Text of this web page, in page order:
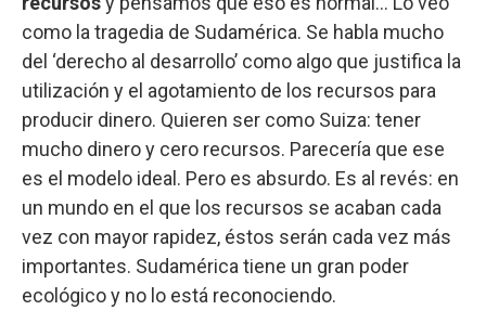
como la tragedia de Sudamérica. Se habla mucho
del ‘derecho al desarrollo’ como algo que justifica la
utilización y el agotamiento de los recursos para
producir dinero. Quieren ser como Suiza: tener
mucho dinero y cero recursos. Parecería que ese
es el modelo ideal. Pero es absurdo. Es al revés: en
un mundo en el que los recursos se acaban cada
vez con mayor rapidez, éstos serán cada vez más
importantes. Sudamérica tiene un gran poder
ecológico y no lo está reconociendo.